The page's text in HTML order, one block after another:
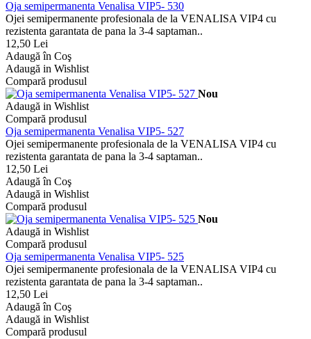
Oja semipermanenta Venalisa VIP5- 530
Ojei semipermanente profesionala de la VENALISA VIP4 cu
rezistenta garantata de pana la 3-4 saptaman..
12,50 Lei
Adaugă în Coş
Adaugă in Wishlist
Compară produsul
Nou
Adaugă in Wishlist
Compară produsul
Oja semipermanenta Venalisa VIP5- 527
Ojei semipermanente profesionala de la VENALISA VIP4 cu
rezistenta garantata de pana la 3-4 saptaman..
12,50 Lei
Adaugă în Coş
Adaugă in Wishlist
Compară produsul
Nou
Adaugă in Wishlist
Compară produsul
Oja semipermanenta Venalisa VIP5- 525
Ojei semipermanente profesionala de la VENALISA VIP4 cu
rezistenta garantata de pana la 3-4 saptaman..
12,50 Lei
Adaugă în Coş
Adaugă in Wishlist
Compară produsul